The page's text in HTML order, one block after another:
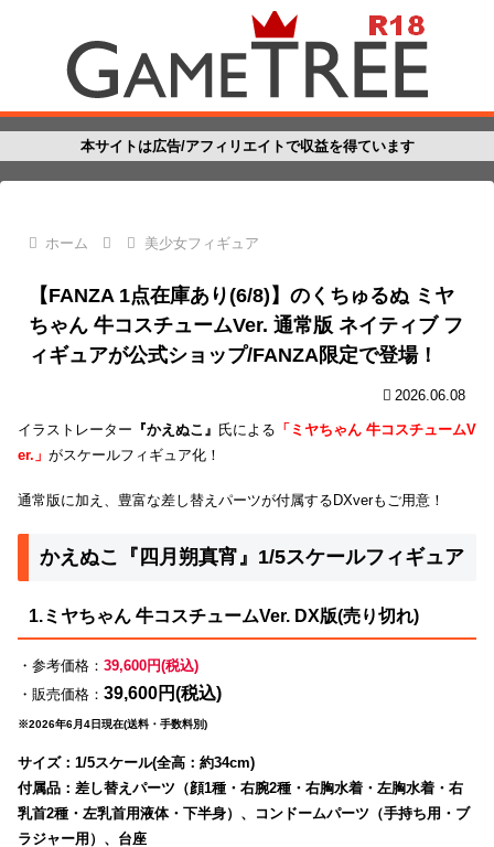
本サイトは広告/アフィリエイトで収益を得ています
ホーム 美少女フィギュア
【FANZA 1点在庫あり(6/8)】のくちゅるぬ ミヤ
ちゃん 牛コスチュームVer. 通常版 ネイティブ フ
ィギュアが公式ショップ/FANZA限定で登場！
2026.06.08
イラストレーター 『かえぬこ』 氏による 「ミヤちゃん 牛コスチュームV
er.」 がスケールフィギュア化！
通常版に加え、豊富な差し替えパーツが付属するDXverもご用意！
かえぬこ『四月朔真宵』1/5スケールフィギュア
1.ミヤちゃん 牛コスチュームVer. DX版(売り切れ)
・参考価格： 39,600円(税込)
・販売価格： 39,600円(税込)
※2026年6月4日現在(送料・手数料別)
サイズ：1/5スケール(全高：約34cm)
付属品：差し替えパーツ（顔1種・右腕2種・右胸水着・左胸水着・右
乳首2種・左乳首用液体・下半身）、コンドームパーツ（手持ち用・ブ
ラジャー用）、台座